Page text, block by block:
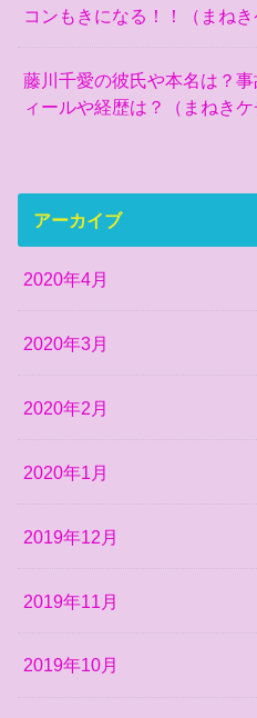
コンもきになる！！（まねき
藤川千愛の彼氏や本名は？
ィールや経歴は？（まねきケ
アーカイブ
2020年4月
2020年3月
2020年2月
2020年1月
2019年12月
2019年11月
2019年10月